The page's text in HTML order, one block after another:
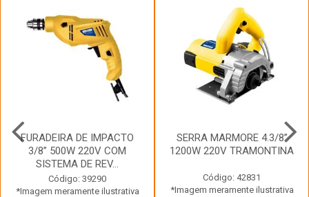
FURADEIRA DE IMPACTO
3/8” 500W 220V COM
SISTEMA DE REV...
Código: 39290
*Imagem meramente ilustrativa
SERRA MARMORE 4.3/8”
1200W 220V TRAMONTINA
Código: 42831
*Imagem meramente ilustrativa